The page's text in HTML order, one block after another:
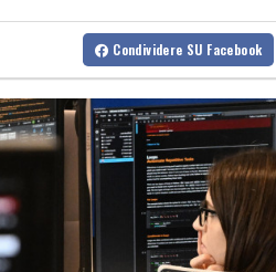
contro la legge sulla proprietà
contro la legge sulla proprietà
presiederà una riunione in
presiederà una riunione in
Condividere SU Facebook